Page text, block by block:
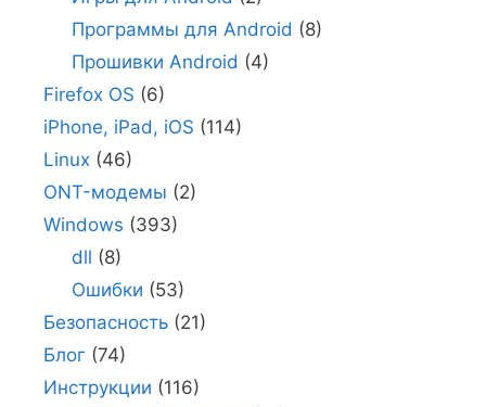
Программы для Android (8)
Прошивки Android (4)
Firefox OS (6)
iPhone, iPad, iOS (114)
Linux (46)
ONT-модемы (2)
Windows (393)
dll (8)
Ошибки (53)
Безопасность (21)
Блог (74)
Инструкции (116)